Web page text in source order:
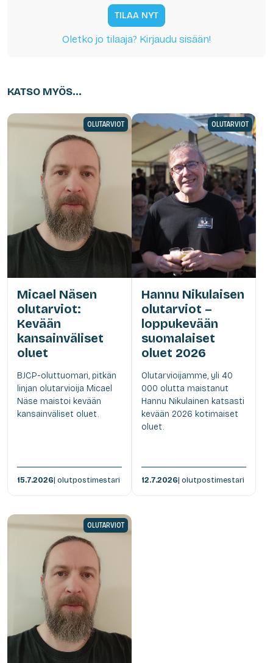
TILAA NYT
Oletko jo tilaaja? Kirjaudu sisään!
KATSO MYÖS...
OLUTARVIOT
Micael Näsen
olutarviot:
Kevään
kansainväliset
oluet
BJCP-oluttuomari, pitkän
linjan olutarvioija Micael
Näse maistoi kevään
kansainväliset oluet.
15.7.2026| olutpostimestari
OLUTARVIOT
Hannu Nikulaisen
olutarviot –
loppukevään
suomalaiset
oluet 2026
Olutarvioijamme, yli 40
000 olutta maistanut
Hannu Nikulainen katsasti
kevään 2026 kotimaiset
oluet.
12.7.2026| olutpostimestari
OLUTARVIOT